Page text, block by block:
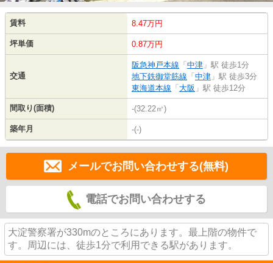
賃料 8.47万円
坪単価 0.87万円
交通
阪急神戸本線 「 中津 」駅 徒歩1分
地下鉄御堂筋線 「 中津 」駅 徒歩3分
東海道本線 「 大阪 」駅 徒歩12分
間取り(面積) -(32.22㎡)
築年月 -(-)
メールでお問い合わせする(無料)
電話でお問い合わせする
大淀警察署が330mのところにあります。最上階の物件で
す。周辺には、徒歩1分で利用できる駅があります。